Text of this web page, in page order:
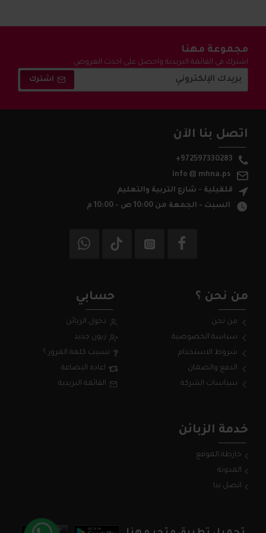
مجموعة مهنا
اشترك في القائمة البريدية واحصل على احدث العروض
والتخفيضات !
اشترك
اتصل بنا الآن
+972597330283
info
mhna.ps
قلقيلية - شارع التربية والتعليم
السبت - الجمعة من 10:00 ص - 10:00 م
من نحن ؟
من نحن
سياسة الخصوصية
شروط الاستخدام
الدفع والضمان
سياسات الشركة
حسابي
دخول الزبائن
زبون جديد
نسيت كلمة المرور ؟
اعادة البضاعة
القائمة البريدية
خدمة الزبائن
خارطة الموقع
المدونة
اتصل بنا